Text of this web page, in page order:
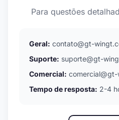
Para questões
Geral: contato@gt-
Suporte: suporte@gt-
Comercial:
Tempo de resposta: 2-4